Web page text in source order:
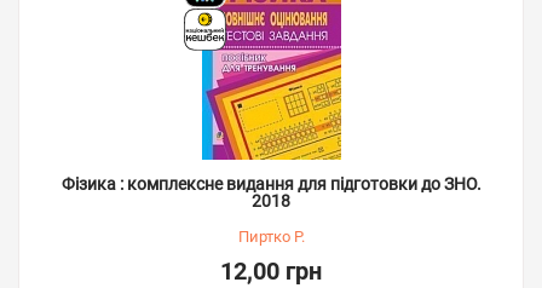
Фізика : комплексне видання для підготовки до ЗНО.
2018
Пиртко Р.
12,00 грн